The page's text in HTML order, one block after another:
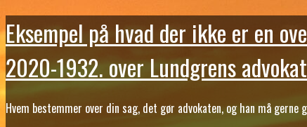
Eksempel på hvad der ikke er en
2020-1932. over Lundgrens
Hvem bestemmer over din sag, det gør advokaten, og han må